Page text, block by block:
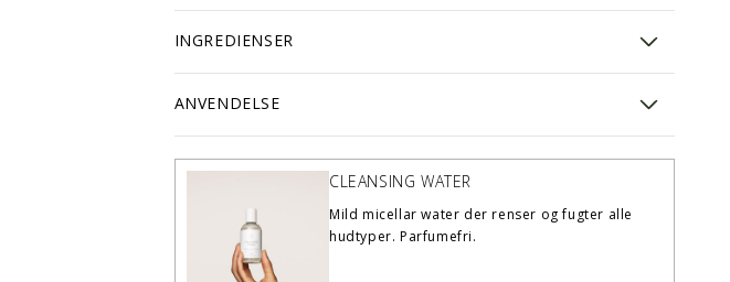
INGREDIENSER
ANVENDELSE
CLEANSING WATER
Mild micellar water der renser og fugter alle
hudtyper. Parfumefri.